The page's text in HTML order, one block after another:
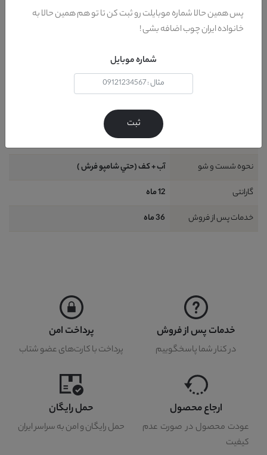
رنگ پایه
ماهگوني قهوه اي
مدرن
1 قطعه :1 عدد کاناپه تک نفره
1 نفر (حداقل)
خير
نحوه شست و شو
آب + کف (حتي شامپو فرش )
گارانتی
12 ماه
خدمات پس از فروش
36 ماه
خدمات پس از فروش
در کنار شما پاسخگوییم
پرداخت امن
پرداخت با کارت‌های عضو شتاب
ارجاع محصول
عودت محصول در صورت عدم
کیفیت
حمل رایگان
حمل رایگان و امن به سراسر ایران
پس همین حالا شماره موبایلت رو ثبت کن تا تو هم همین حالا به
خانواده ایران چوب اضافه بشی !
شماره موبایل
ثبت